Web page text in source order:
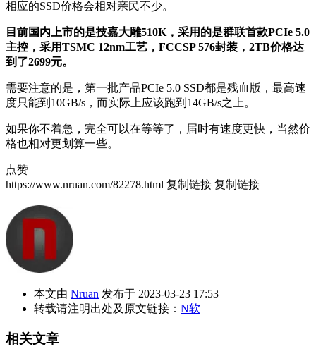
相应的SSD价格会相对亲民不少。
目前国内上市的是技嘉大雕510K，采用的是群联首款PCIe 5.0
主控，采用TSMC 12nm工艺，FCCSP 576封装，2TB价格达
到了2699元。
需要注意的是，第一批产品PCIe 5.0 SSD都是残血版，最高速
度只能到10GB/s，而实际上应该跑到14GB/s之上。
如果你不着急，完全可以在等等了，届时有速度更快，当然价
格也相对更划算一些。
点赞
https://www.nruan.com/82278.html 复制链接 复制链接
本文由 Nruan 发布于 2023-03-23 17:53
转载请注明出处及原文链接： N软
相关文章